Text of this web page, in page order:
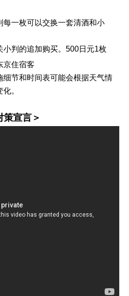
每一枚可以交换一套清酒和小
小判的追加购买。500日元1枚
京住宿客
细节和时间表可能会根据天气情
。
策宣言＞